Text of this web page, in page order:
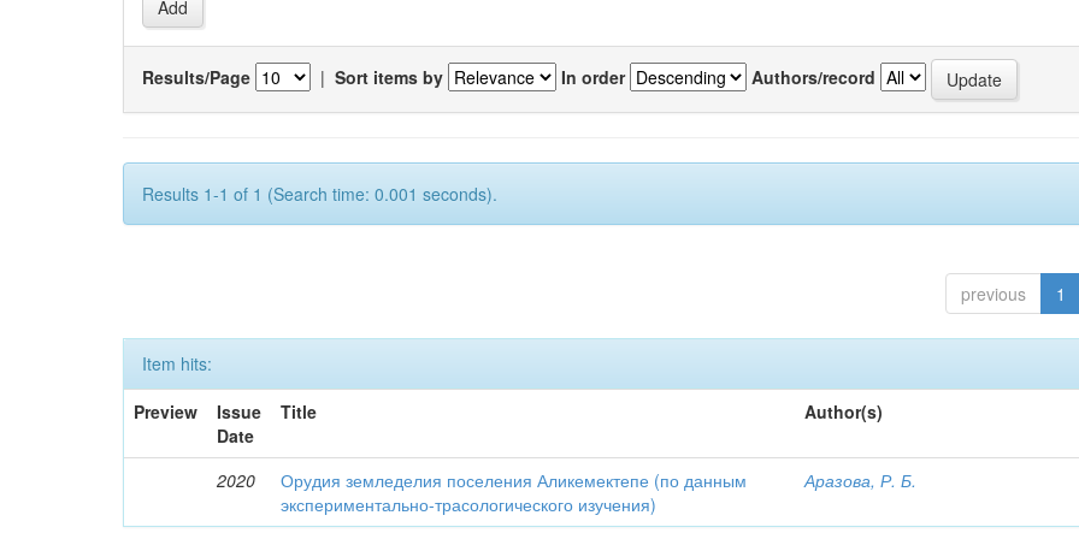
Results/Page | Sort items by In order Authors/record
Results 1-1 of 1 (Search time: 0.001 seconds).
previous 1
Item hits:
Preview
Issue
Date
Title Author(s)
2020
Орудия земледелия поселения Аликемектепе (по данным
экспериментально-трасологического изучения)
Аразова, Р. Б.